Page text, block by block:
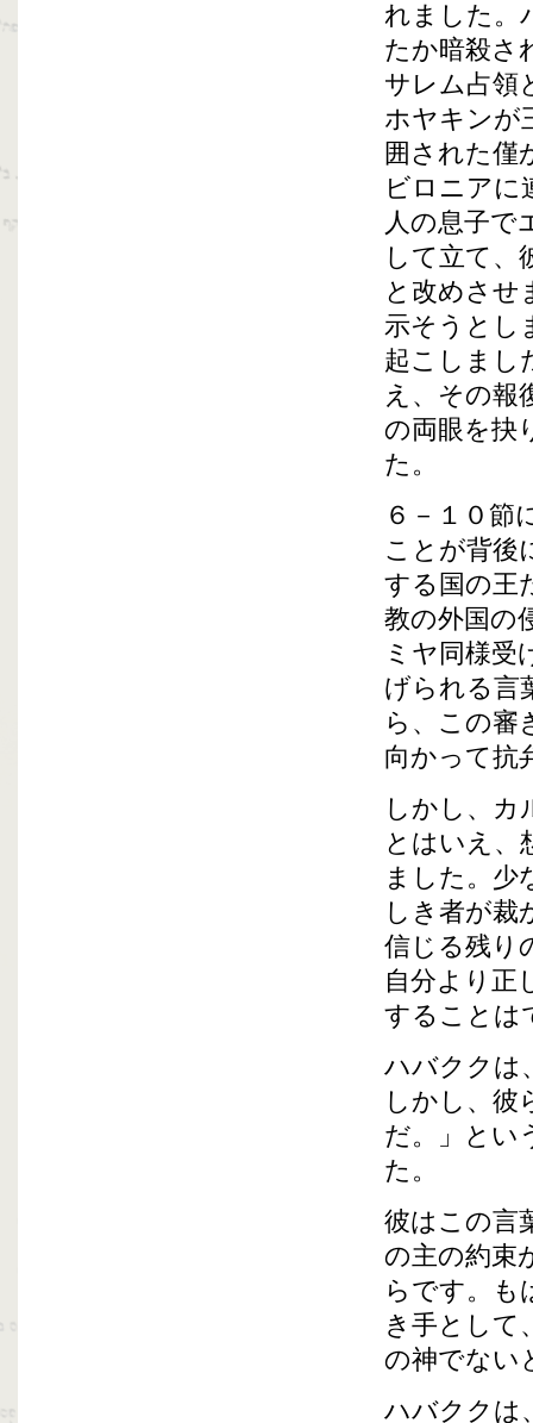
れました。
たか暗殺さ
サレム占領
ホヤキンが
囲された僅
ビロニアに
人の息子で
して立て、
と改めさせ
示そうとし
起こしまし
え、その報
の両眼を抉
た。
６－１０節
ことが背後
する国の王
教の外国の
ミヤ同様受
げられる言
ら、この審
向かって抗
しかし、カ
とはいえ、
ました。少
しき者が裁
信じる残り
自分より正
することは
ハバククは
しかし、彼
だ。」とい
た。
彼はこの言
の主の約束
らです。も
き手として
の神でない
ハバククは